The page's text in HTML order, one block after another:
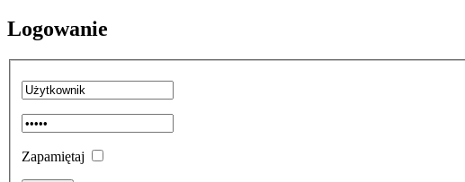
Logowanie
Zapamiętaj